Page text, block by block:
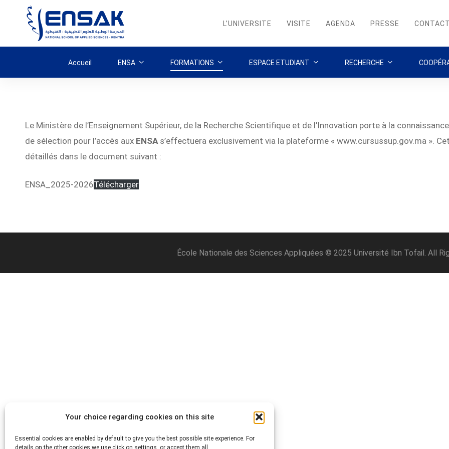
Your choice regarding cookies on this site
Essential cookies are enabled by default to give you the best possible site experience. For
details on the other cookies we use click on settings, or accept them all.
L’UNIVERSITE VISITE AGENDA PRESSE CONTACT
Accueil ENSA FORMATIONS ESPACE ETUDIANT RECHERCHE
Accès
à
Le Ministère de l’Enseignement Supérieur, de la Recherche Scientifique et de l’Innovation porte à la
de sélection pour l’accès aux ENSA s’effectuera exclusivement via la plateforme « www.cursussup.gov.ma ».
détaillés dans le document suivant :
ENSA_2025-2026Télécharger
École Nationale des Sciences Appliquées © 2025 Université Ibn Tofail. All